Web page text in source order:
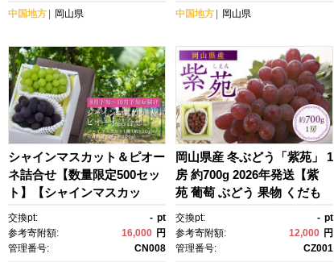
ロ】
中国地方 岡山県 中国地方 岡山県
シャインマスカット＆ピオー
ネ詰合せ【数量限定500セッ
ト】【シャインマスカッ
ト シャイン マスカット 葡
萄 ぶどう ピオーネ フルー
ツ 果物 セット商品 セット 数
交換pt: - pt
参考寄附額:
16,000 円
管理番号:
CN008
岡山県産 冬ぶどう「紫苑」 1
房 約700g 2026年発送【紫
苑 葡萄 ぶどう 果物 くだも
の フルーツ 岡山県産 贈答
用 ギフト 1房 700g おすす
め 人気 新鮮】
交換pt: - pt
参考寄附額:
12,000 円
管理番号:
CZ001